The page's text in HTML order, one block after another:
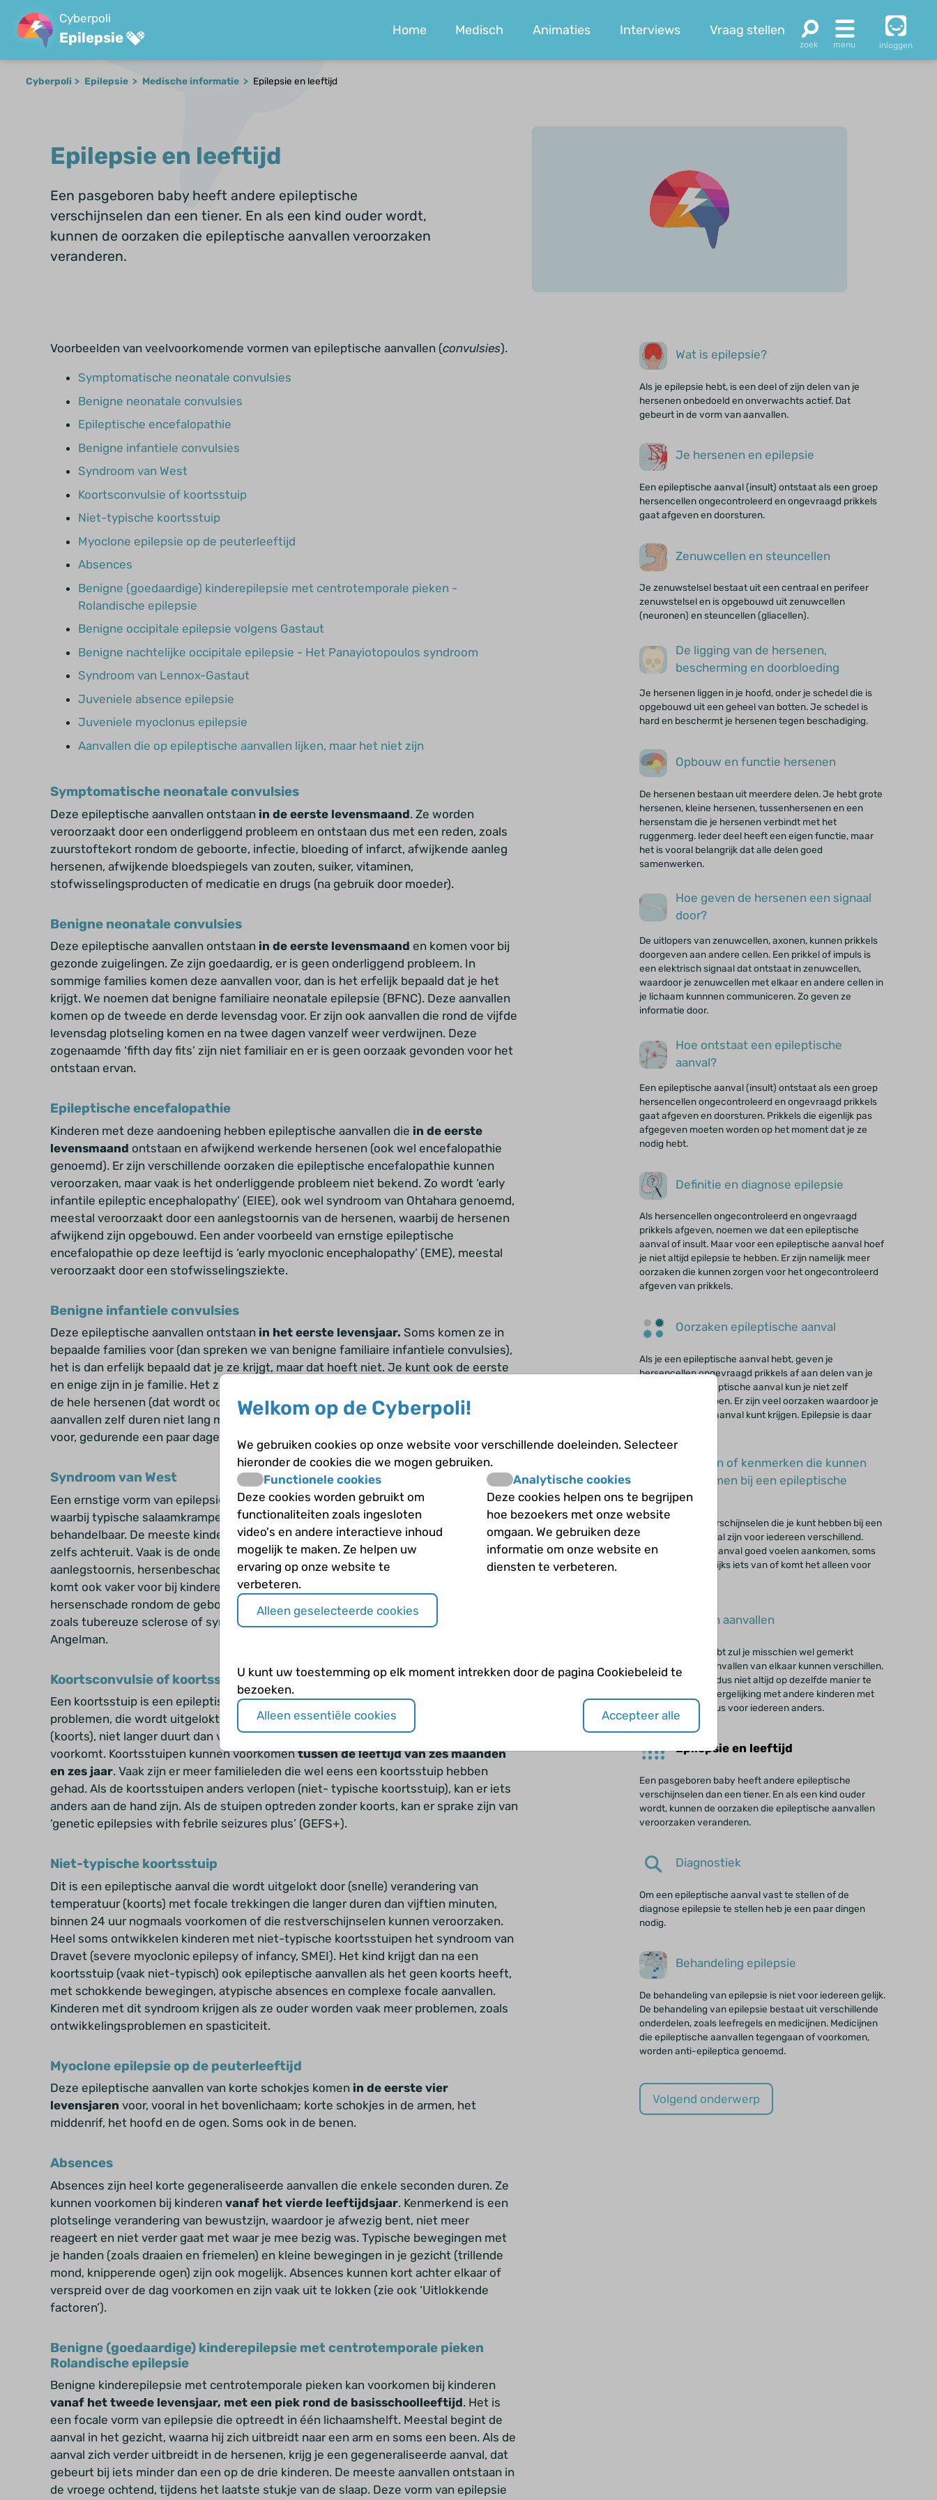
Cyberpoli
Epilepsie Home Medisch Animaties Interviews Vraag stellen
inloggen
Cyberpoli Epilepsie Medische informatie Epilepsie en leeftijd
Epilepsie en leeftijd
Een pasgeboren baby heeft andere epileptische
verschijnselen dan een tiener. En als een kind ouder wordt,
kunnen de oorzaken die epileptische aanvallen veroorzaken
veranderen.
Voorbeelden van veelvoorkomende vormen van epileptische aanvallen (convulsies).
Symptomatische neonatale convulsies
Benigne neonatale convulsies
Epileptische encefalopathie
Benigne infantiele convulsies
Syndroom van West
Koortsconvulsie of koortsstuip
Niet-typische koortsstuip
Myoclone epilepsie op de peuterleeftijd
Absences
Benigne (goedaardige) kinderepilepsie met centrotemporale pieken -
Rolandische epilepsie
Benigne occipitale epilepsie volgens Gastaut
Benigne nachtelijke occipitale epilepsie - Het Panayiotopoulos syndroom
Syndroom van Lennox-Gastaut
Juveniele absence epilepsie
Juveniele myoclonus epilepsie
Aanvallen die op epileptische aanvallen lijken, maar het niet zijn
Symptomatische neonatale convulsies
Deze epileptische aanvallen ontstaan in de eerste levensmaand. Ze worden
veroorzaakt door een onderliggend probleem en ontstaan dus met een reden, zoals
zuurstoftekort rondom de geboorte, infectie, bloeding of infarct, afwijkende aanleg
hersenen, afwijkende bloedspiegels van zouten, suiker, vitaminen,
stofwisselingsproducten of medicatie en drugs (na gebruik door moeder).
Benigne neonatale convulsies
Deze epileptische aanvallen ontstaan in de eerste levensmaand en komen voor bij
gezonde zuigelingen. Ze zijn goedaardig, er is geen onderliggend probleem. In
sommige families komen deze aanvallen voor, dan is het erfelijk bepaald dat je het
krijgt. We noemen dat benigne familiaire neonatale epilepsie (BFNC). Deze aanvallen
komen op de tweede en derde levensdag voor. Er zijn ook aanvallen die rond de vijfde
levensdag plotseling komen en na twee dagen vanzelf weer verdwijnen. Deze
zogenaamde ‘fifth day fits’ zijn niet familiair en er is geen oorzaak gevonden voor het
ontstaan ervan.
Epileptische encefalopathie
Kinderen met deze aandoening hebben epileptische aanvallen die in de eerste
levensmaand ontstaan en afwijkend werkende hersenen (ook wel encefalopathie
genoemd). Er zijn verschillende oorzaken die epileptische encefalopathie kunnen
veroorzaken, maar vaak is het onderliggende probleem niet bekend. Zo wordt ‘early
infantile epileptic encephalopathy’ (EIEE), ook wel syndroom van Ohtahara genoemd,
meestal veroorzaakt door een aanlegstoornis van de hersenen, waarbij de hersenen
afwijkend zijn opgebouwd. Een andervoorbeeld van ernstige epileptische
encefalopathie op deze leeftijd is ‘early myoclonic encephalopathy’ (EME), meestal
veroorzaakt door een stofwisselingsziekte.
Benigne infantiele convulsies
Deze epileptische aanvallen ontstaan in het eerste levensjaar. Soms komen ze in
bepaalde families voor (dan spreken we van benigne familiaire infantiele convulsies),
het is dan erfelijk bepaald dat je ze krijgt, maar dat hoeft niet. Je kunt ook de eerste
en enige zijn in je familie. Het zijn focale aanvallen, die zich nadien verspreiden over
de hele hersenen (dat wordt ook welsecundair generaliserengenoemd). De
aanvallen zelf duren niet lang maar ze komen vaak wel een paar keer achter elkaar
voor, gedurende een paar dagen. Het verloop is meestal gunstig.
Syndroom van West
Een ernstige vorm van epilepsie diein het eerste of tweede levensjaar
ontstaat en
waarbij typische salaamkrampen optreden. Het syndroom van West is moeilijk
behandelbaar. De meeste kinderen ontwikkelen zich niet goed, en sommigen gaan
zelfs achteruit. Vaak is de onderliggende oorzaak een afwijking in de hersenen: een
aanlegstoornis, hersenbeschadiging of tubereuze sclerose. Het syndroom van West
komt ook vaker voor bij kinderen die nog een andere aandoening hebben, zoals
hersenschade rondom de geboorte, of kinderen met een genetische afwijkingen
zoals tubereuze sclerose of syndromen als het syndroom van Down, Sturge Weber of
Angelman.
Koortsconvulsie of koortsstuip
Een koortsstuip is een epileptische aanval, bij een kind zonder neurologische
problemen, die wordt uitgelokt door (snelle) verandering van lichaamstemperatuur
(koorts), niet langer duurt dan vijftien minuten en maar één maal per 24 uur
voorkomt. Koortsstuipen kunnen voorkomentussen de leeftijd van zes maanden
en zes jaar. Vaak zijn er meer familieleden die wel eens een koortsstuip hebben
gehad. Als de koortsstuipen anders verlopen (niet- typische koortsstuip), kan er iets
anders aan de hand zijn. Als de stuipen optreden zonder koorts, kan er sprake zijn van
‘genetic epilepsies with febrile seizures plus’ (GEFS+).
Niet-typische koortsstuip
Dit is een epileptische aanval die wordt uitgelokt door (snelle) verandering van
temperatuur (koorts) met focale trekkingen die langer duren dan vijftien minuten,
binnen 24 uur nogmaals voorkomen of die restverschijnselen kunnen veroorzaken.
Heel soms ontwikkelen kinderen met niet-typische koortsstuipen het syndroom van
Dravet (severe myoclonic epilepsy of infancy, SMEI). Het kind krijgt dan na een
koortsstuip (vaak niet-typisch) ook epileptische aanvallen als het geen koorts heeft,
met schokkende bewegingen, atypische absences en complexe focale aanvallen.
Kinderen met dit syndroom krijgen als ze ouder worden vaak meer problemen, zoals
ontwikkelingsproblemen en spasticiteit.
Myoclone epilepsie op de peuterleeftijd
Deze epileptische aanvallen van korte schokjes komen in de eerste vier
levensjaren voor, vooral in het bovenlichaam; korte schokjes in de armen, het
middenrif, het hoofd en de ogen. Soms ook in de benen.
Absences
Absences zijn heel korte gegeneraliseerde aanvallen die enkele seconden duren. Ze
kunnen voorkomen bij kinderen vanaf het vierde leeftijdsjaar. Kenmerkend is een
plotselinge verandering van bewustzijn, waardoor je afwezig bent, niet meer
reageert en niet verder gaat met waar je mee bezig was. Typische bewegingen met
je handen (zoals draaien en friemelen) en kleine bewegingen in je gezicht (trillende
mond, knipperende ogen) zijn ook mogelijk. Absences kunnen kort achter elkaar of
verspreid over de dag voorkomen en zijn vaak uit te lokken (zie ook ‘Uitlokkende
factoren’).
Benigne (goedaardige) kinderepilepsie met centrotemporale pieken
Rolandische epilepsie
Benigne kinderepilepsie met centrotemporale pieken kan voorkomen bij kinderen
vanaf het tweede levensjaar, met een piek rond de basisschoolleeftijd. Het is
een focale vorm van epilepsie die optreedt in één lichaamshelft. Meestal begint de
aanval in het gezicht, waarna hij zich uitbreidt naar een arm en soms een been. Als de
aanval zich verder uitbreidt in de hersenen, krijg je een gegeneraliseerde aanval, dat
gebeurt bij iets minder dan een op de drie kinderen. De meeste aanvallen ontstaan in
de vroege ochtend, tijdens het laatste stukje van de slaap. Deze vorm van epilepsie
Wat is epilepsie?
Als je epilepsie hebt, is een deel of zijn delen van je
hersenen onbedoeld en onverwachts actief. Dat
gebeurt in de vorm van aanvallen.
Je hersenen en epilepsie
Een epileptische aanval (insult) ontstaat als een groep
hersencellen ongecontroleerd en ongevraagd prikkels
gaat afgeven en doorsturen.
Zenuwcellen en steuncellen
Je zenuwstelsel bestaat uit een centraal en perifeer
zenuwstelsel en is opgebouwd uit zenuwcellen
(neuronen) en steuncellen (gliacellen).
De ligging van de hersenen,
bescherming en doorbloeding
Je hersenen liggen in je hoofd, onder je schedel die is
opgebouwd uit een geheel van botten. Je schedel is
hard en beschermt je hersenen tegen beschadiging.
Opbouw en functie hersenen
De hersenen bestaan uit meerdere delen. Je hebt grote
hersenen, kleine hersenen, tussenhersenen en een
hersenstam die je hersenen verbindt met het
ruggenmerg. Ieder deel heeft een eigen functie, maar
het is vooral belangrijk dat alle delen goed
samenwerken.
Hoe geven de hersenen een signaal
door?
De uitlopers van zenuwcellen, axonen, kunnen prikkels
doorgeven aan andere cellen. Een prikkel of impuls is
een elektrisch signaal dat ontstaat in zenuwcellen,
waardoor je zenuwcellen met elkaar en andere cellen in
je lichaam kunnnen communiceren. Zo geven ze
informatie door.
Hoe ontstaat een epileptische
aanval?
Een epileptische aanval (insult) ontstaat als een groep
hersencellen ongecontroleerd en ongevraagd prikkels
gaat afgeven en doorsturen. Prikkels die eigenlijk pas
afgegeven moeten worden op het moment dat je ze
nodig hebt.
Definitie en diagnose epilepsie
Als hersencellen ongecontroleerd en ongevraagd
prikkels afgeven, noemen we dat een epileptische
aanval of insult. Maar voor een epileptische aanval hoef
je niet altijd epilepsie te hebben. Er zijn namelijk meer
oorzaken die kunnen zorgen voor het ongecontroleerd
afgeven van prikkels.
Oorzaken epileptische aanval
Als je een epileptische aanval hebt, geven je
hersencellen ongevraagd prikkels af aan delen van je
lichaam. Een epileptische aanval kun je niet zelf
beginnen of stoppen. Er zijn veel oorzaken waardoor je
een epileptische aanval kunt krijgen. Epilepsie is daar
Klachten of kenmerken die kunnen
voorkomen bij een epileptische
aanval
De klachten of verschijnselen die je kunt hebben bij een
epileptische aanval zijn voor iedereen verschillend.
Soms kun je een aanval goed voelen aankomen, soms
merk je er nauwelijks iets van of komt het alleen voor
Soorten aanvallen
Als je epilepsie hebt zul je misschien wel gemerkt
hebben dat de aanvallen van elkaar kunnen verschillen.
Een aanval hoeft dus niet altijd op dezelfde manier te
verlopen. Ook in vergelijking met andere kinderen met
epilepsie. Het is dus voor iedereen anders.
Epilepsie en leeftijd
Een pasgeboren baby heeft andere epileptische
verschijnselen dan een tiener. En als een kind ouder
wordt, kunnen de oorzaken die epileptische aanvallen
veroorzaken veranderen.
Diagnostiek
Om een epileptische aanval vast te stellen of de
diagnose epilepsie te stellen heb je een paar dingen
nodig.
Behandeling epilepsie
De behandeling van epilepsie is niet voor iedereen gelijk.
De behandeling van epilepsie bestaat uit verschillende
onderdelen, zoals leefregels en medicijnen. Medicijnen
die epileptische aanvallen tegengaan of voorkomen,
worden anti-epileptica genoemd.
Volgend onderwerp
Welkom op de Cyberpoli!
We gebruiken cookies op onze website voor verschillende doeleinden. Selecteer
hieronder de cookies die we mogen gebruiken.
Functionele cookies
Deze cookies worden gebruikt om
functionaliteiten zoals ingesloten
video's en andere interactieve inhoud
mogelijk te maken. Ze helpen uw
ervaring op onze website te
verbeteren.
Analytische cookies
Deze cookies helpen ons te begrijpen
hoe bezoekers met onze website
omgaan. We gebruiken deze
informatie om onze website en
diensten te verbeteren.
Alleen geselecteerde cookies
U kunt uw toestemming op elk moment intrekken door de pagina Cookiebeleid te
bezoeken.
Alleen essentiële cookies
Accepteer alle